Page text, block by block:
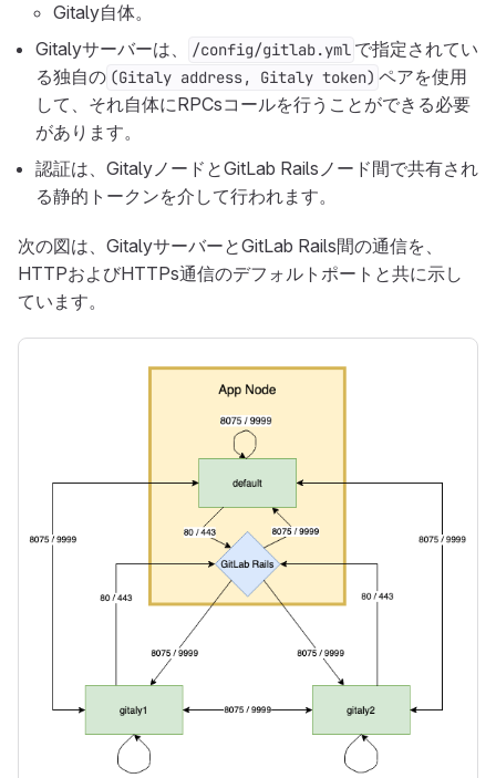
Gitaly自体。
Gitalyサーバーは、
/config/gitlab.yml で指定されてい
る独自の (Gitaly address, Gitaly token) ペアを使用
して、それ自体にRPCsコールを行うことができる必要
があります。
認証は、GitalyノードとGitLab Railsノード間で共有され
る静的トークンを介して行われます。
次の図は、GitalyサーバーとGitLab Rails間の通信を、
HTTPおよびHTTPs通信のデフォルトポートと共に示し
ています。